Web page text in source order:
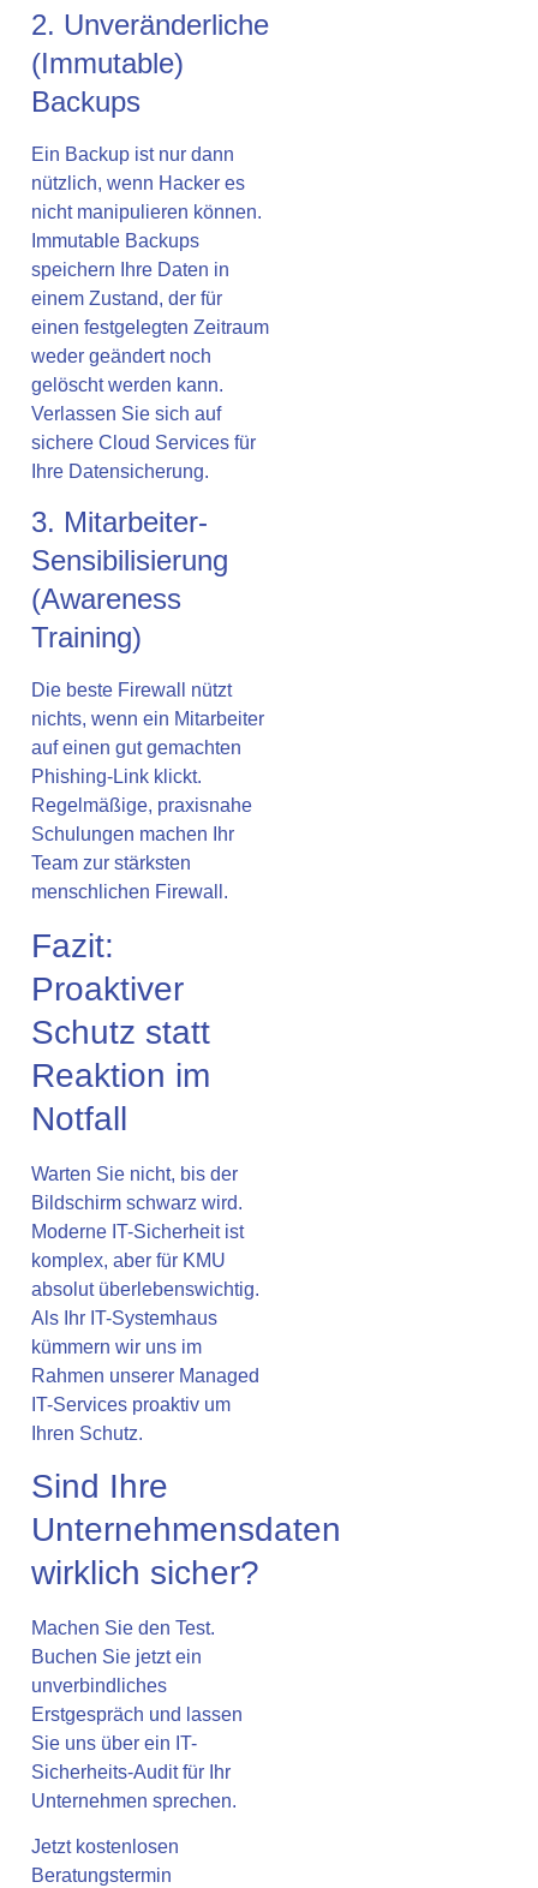
2. Unveränderliche
(Immutable)
Backups
Ein Backup ist nur dann
nützlich, wenn Hacker es
nicht manipulieren können.
Immutable Backups
speichern Ihre Daten in
einem Zustand, der für
einen festgelegten Zeitraum
weder geändert noch
gelöscht werden kann.
Verlassen Sie sich auf
sichere Cloud Services für
Ihre Datensicherung.
3. Mitarbeiter-
Sensibilisierung
(Awareness
Training)
Die beste Firewall nützt
nichts, wenn ein Mitarbeiter
auf einen gut gemachten
Phishing-Link klickt.
Regelmäßige, praxisnahe
Schulungen machen Ihr
Team zur stärksten
menschlichen Firewall.
Fazit:
Proaktiver
Schutz statt
Reaktion im
Notfall
Warten Sie nicht, bis der
Bildschirm schwarz wird.
Moderne IT-Sicherheit ist
komplex, aber für KMU
absolut überlebenswichtig.
Als Ihr IT-Systemhaus
kümmern wir uns im
Rahmen unserer Managed
IT-Services proaktiv um
Ihren Schutz.
Sind Ihre
Unternehmensdaten
wirklich sicher?
Machen Sie den Test.
Buchen Sie jetzt ein
unverbindliches
Erstgespräch und lassen
Sie uns über ein IT-
Sicherheits-Audit für Ihr
Unternehmen sprechen.
Jetzt kostenlosen
Beratungstermin